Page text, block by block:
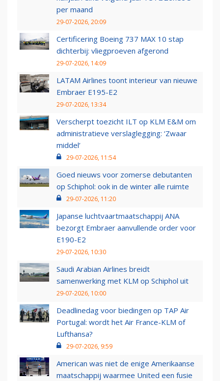
per maand
29-07-2026, 20:09
Certificering Boeing 737 MAX 10 stap
dichterbij: vliegproeven afgerond
29-07-2026, 14:09
LATAM Airlines toont interieur van nieuwe
Embraer E195-E2
29-07-2026, 13:34
Verscherpt toezicht ILT op KLM E&M om
administratieve verslaglegging: ‘Zwaar
middel’
29-07-2026, 11:54
Goed nieuws voor zomerse debutanten
op Schiphol: ook in de winter alle ruimte
29-07-2026, 11:20
Japanse luchtvaartmaatschappij ANA
bezorgt Embraer aanvullende order voor
E190-E2
29-07-2026, 10:30
Saudi Arabian Airlines breidt
samenwerking met KLM op Schiphol uit
29-07-2026, 10:00
Deadlinedag voor biedingen op TAP Air
Portugal: wordt het Air France-KLM of
Lufthansa?
29-07-2026, 9:59
American was niet de enige Amerikaanse
maatschappij waarmee United een fusie